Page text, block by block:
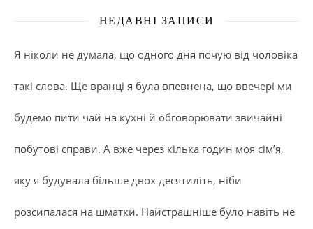
НЕДАВНІ ЗАПИСИ
Я ніколи не думала, що одного дня почую від чоловіка
такі слова. Ще вранці я була впевнена, що ввечері ми
будемо пити чай на кухні й обговорювати звичайні
побутові справи. А вже через кілька годин моя сім’я,
яку я будувала більше двох десятиліть, ніби
розсипалася на шматки. Найстрашніше було навіть не